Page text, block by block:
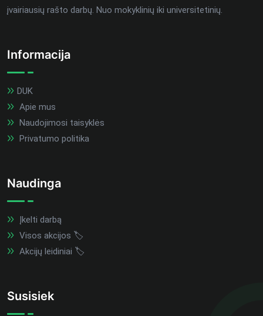
įvairiausių rašto darbų. Nuo mokyklinių iki universitetinių.
Informacija
DUK
Apie mus
Naudojimosi taisyklės
Privatumo politika
Naudinga
Įkelti darbą
Visos akcijos 🏷️
Akcijų leidiniai 🏷️
Susisiek